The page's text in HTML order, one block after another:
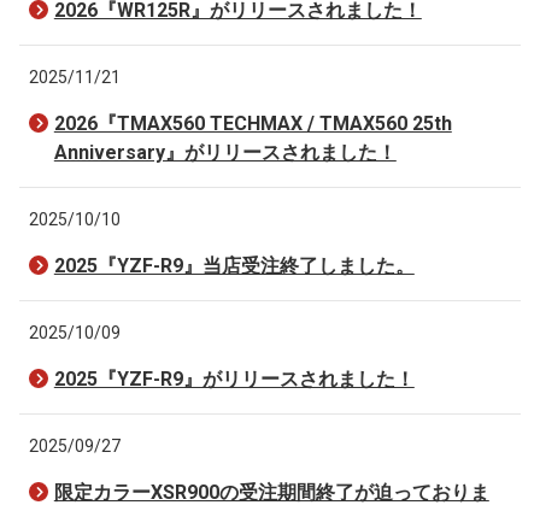
2026『WR125R』がリリースされました！
2025/11/21
2026『TMAX560 TECHMAX / TMAX560 25th
Anniversary』がリリースされました！
2025/10/10
2025『YZF-R9』当店受注終了しました。
2025/10/09
2025『YZF-R9』がリリースされました！
2025/09/27
限定カラーXSR900の受注期間終了が迫っておりま